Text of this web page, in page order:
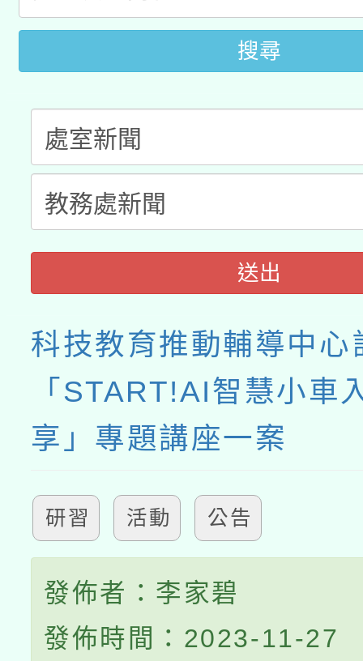
方素養工作坊新北場」
「族語學習班」招生簡
年度COVID-19疫苗接
接種之民眾」措施，延
月28日止
搜尋
送出
科技教育推動輔導中心
「START!AI智慧小車
享」專題講座一案
研習 活動 公告
發佈者：李家碧
發佈時間：2023-11-27